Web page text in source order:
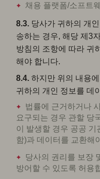
채용 플랫폼/소프트
8.3. 당사가 귀하의 개
송하는 경우, 해당 제3
방침의 조항에 따라 귀
해야 합니다.
8.4. 하지만 위의 내용
귀하의 개인 정보를 데
법률에 근거하거나
요구되는 경우 관할 당
이 발생할 경우 공공 기
함)과 데이터를 교환해
당사의 권리를 보장
방어할 수 있도록 허용